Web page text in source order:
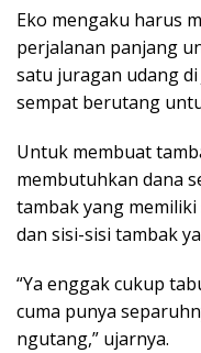
Eko mengaku harus
perjalanan panjang
satu juragan udang di
sempat berutang
Untuk membuat
membutuhkan dana
tambak yang
dan sisi-sisi tambak
“Ya enggak cukup
cuma punya
ngutang,” ujarnya.